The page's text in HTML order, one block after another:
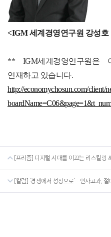
<IGM 세계경영연구원 강성호
** IGM세계경영연구원은
연재하고 있습니다.
http://economychosun.com/client/
[프리즘] 디지털 시대를 이끄는 리스킬링
[칼럼] ‘경쟁에서 성장으로’…인사고과,